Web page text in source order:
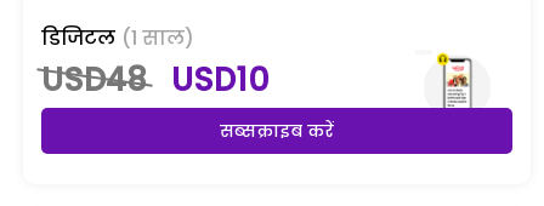
डिजिटल (1 साल)
USD48 USD10
सब्सक्राइब करें